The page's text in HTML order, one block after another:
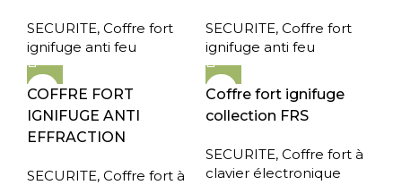
SECURITE, Coffre fort
ignifuge anti feu
SECURITE, Coffre fort
ignifuge anti feu
COFFRE FORT
IGNIFUGE ANTI
EFFRACTION
SECURITE, Coffre fort à
Coffre fort ignifuge
collection FRS
SECURITE, Coffre fort à
clavier électronique